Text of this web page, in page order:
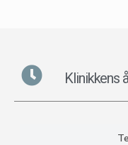
Klinikkens